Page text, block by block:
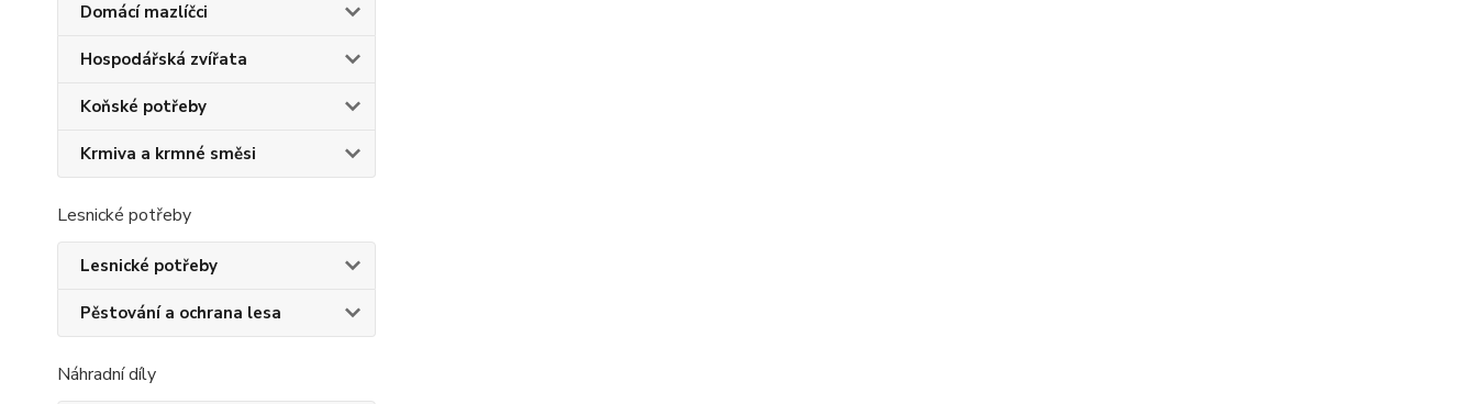
Domácí mazlíčci
Hospodářská zvířata
Koňské potřeby
Krmiva a krmné směsi
Lesnické potřeby
Lesnické potřeby
Pěstování a ochrana lesa
Náhradní díly